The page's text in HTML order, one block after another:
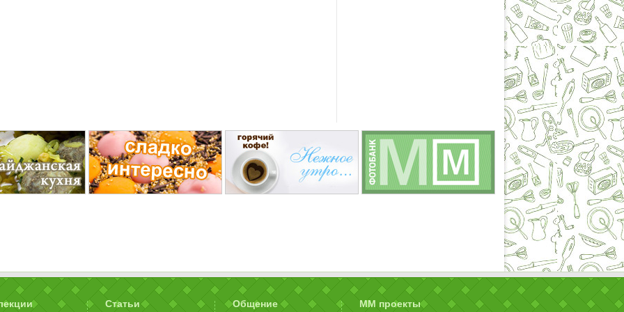
Статьи Общение ММ проекты